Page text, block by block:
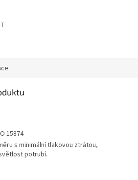
15874
s minimální tlakovou ztrátou,
potrubí.